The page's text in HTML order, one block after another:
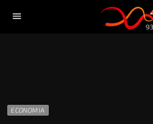
menu
ECONOMIA